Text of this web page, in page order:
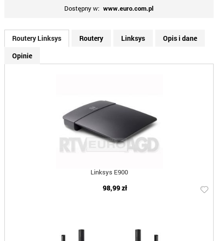
Dostępny w: www.euro.com.pl
Routery Linksys Routery Linksys
Opis i dane
Opinie
Linksys E900
98,99 zł